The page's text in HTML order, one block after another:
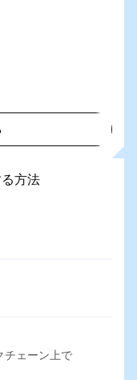
方法
チェーン上で